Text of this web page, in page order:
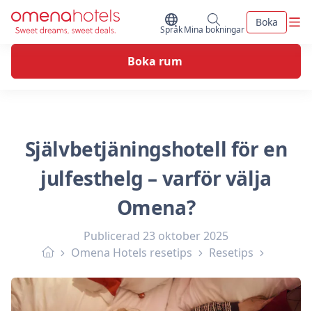
Skip to content
Byt Språk
Språk Mina bokningar
Mina bokningar
Boka
Boka rum
Självbetjäningshotell för en
julfesthelg – varför välja
Omena?
Publicerad 23 oktober 2025
Omena Hotels resetips
Resetips